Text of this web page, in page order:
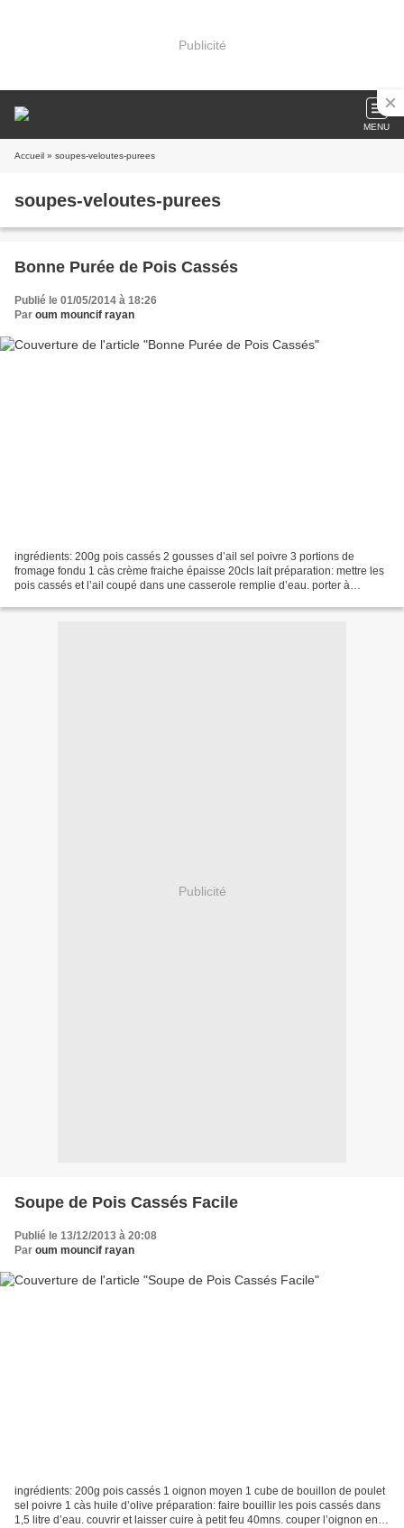
Publicité
MENU
Accueil » soupes-veloutes-purees
soupes-veloutes-purees
Bonne Purée de Pois Cassés
Publié le 01/05/2014 à 18:26
Par oum mouncif rayan
ingrédients: 200g pois cassés 2 gousses d’ail sel poivre 3 portions de
fromage fondu 1 càs crème fraiche épaisse 20cls lait préparation: mettre les
pois cassés et l’ail coupé dans une casserole remplie d’eau. porter à
Publicité
Soupe de Pois Cassés Facile
Publié le 13/12/2013 à 20:08
Par oum mouncif rayan
ingrédients: 200g pois cassés 1 oignon moyen 1 cube de bouillon de poulet
sel poivre 1 càs huile d’olive préparation: faire bouillir les pois cassés dans
1,5 litre d’eau. couvrir et laisser cuire à petit feu 40mns. couper l’oignon en